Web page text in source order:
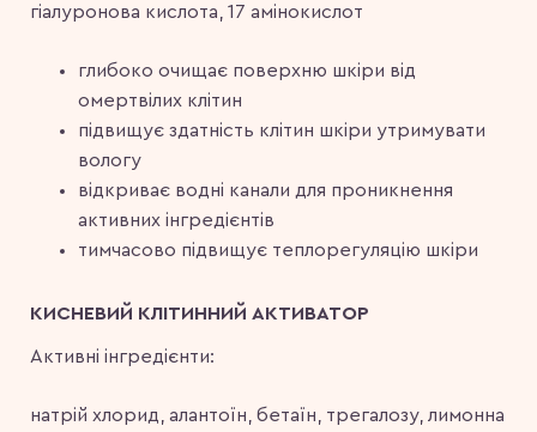
гіалуронова кислота, 17 амінокислот
глибоко очищає поверхню шкіри від
омертвілих клітин
підвищує здатність клітин шкіри утримувати
вологу
відкриває водні канали для проникнення
активних інгредієнтів
тимчасово підвищує теплорегуляцію шкіри
КИСНЕВИЙ КЛІТИННИЙ АКТИВАТОР
Активні інгредієнти:
натрій хлорид, алантоїн, бетаїн, трегалозу, лимонна